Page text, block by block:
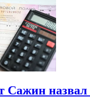
Сажин